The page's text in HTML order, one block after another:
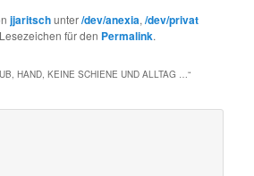
jjaritschunter/dev/anexia,/dev/privat
für den Permalink.
HAND, KEINE SCHIENE UND ALLTAG …“